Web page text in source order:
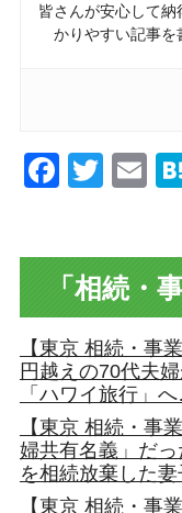
皆さんが安心して
かりやすい記事を
「相続・
【東京 相続・事
円越えの70代夫
「ハワイ旅行」
【東京 相続・事
婦共有名義」だ
を相続放棄した妻
【東京 相続・事